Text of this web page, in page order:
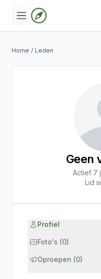
Home / Leden
Geen
Actief 7
Lid
Profiel
Foto's (0)
Oproepen (0)